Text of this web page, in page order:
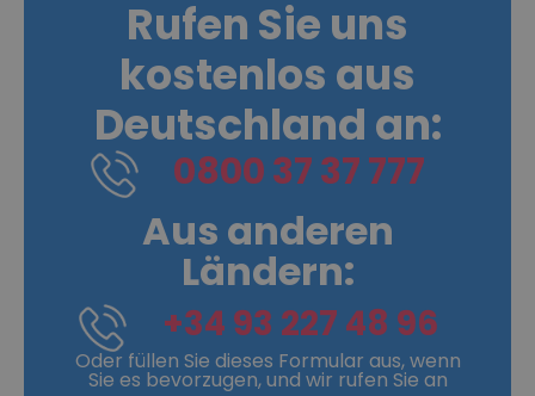
Rufen Sie uns
kostenlos aus
Deutschland an:
0800 37 37 777
Aus anderen
Ländern:
+34 93 227 48 96
Oder füllen Sie dieses Formular aus, wenn
Sie es bevorzugen, und wir rufen Sie an